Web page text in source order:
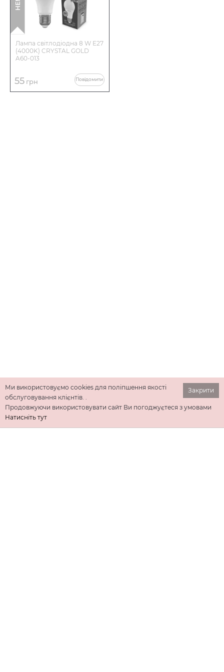
Лампа світлодіодна 8 W E27
(4000K) CRYSTAL GOLD
A60-013
55 грн Повідомити
Закрити
Ми використовуємо cookies для поліпшення якості
обслуговування клієнтів. .
Продовжуючи використовувати сайт Ви погоджуєтеся з умовами
Натисніть тут